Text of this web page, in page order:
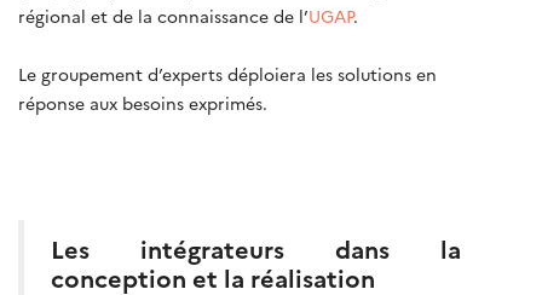
régional et de la connaissance de l’UGAP.
Le groupement d’experts déploiera les solutions en
réponse aux besoins exprimés.
Les intégrateurs dans la
conception et la réalisation